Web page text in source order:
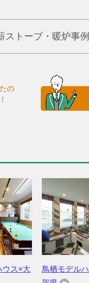
ストーブ・暖炉事
の
ウス×大
鳥栖モデル